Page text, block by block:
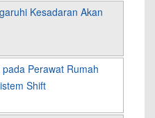
Kesadaran Akan
Perawat Rumah
Shift